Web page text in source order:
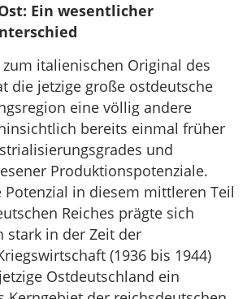
Ein wesentlicher
italienischen Original des
die jetzige große ostdeutsche
eine völlig andere
bereits einmal früher
und
Produktionspotenziale.
in diesem mittleren Teil
Reiches prägte sich
stark in der Zeit der
(1936 bis 1944)
Ostdeutschland ein